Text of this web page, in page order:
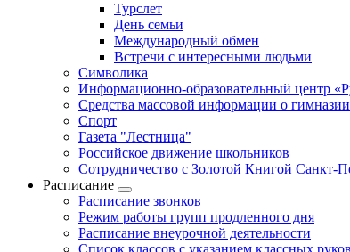
Турслет
День семьи
Международный обмен
Встречи с интересными людьми
Символика
Информационно-образовательный центр
Средства массовой информации о
Спорт
Газета "Лестница"
Российское движение школьников
Сотрудничество с Золотой Книгой Санкт-
Расписание
Расписание звонков
Режим работы групп продленного дня
Расписание внеурочной деятельности
Список классов с указанием классных